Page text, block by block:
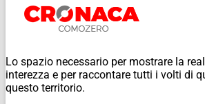
Lo spazio necessario per mostrare la
interezza e per raccontare tutti i volti di
questo territorio.